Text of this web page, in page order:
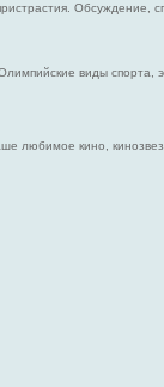
Обсуждение,
виды спорта,
любимое кино,